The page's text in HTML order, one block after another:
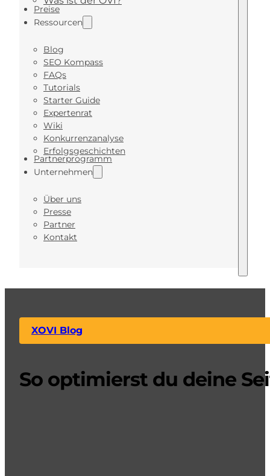
Preise
Ressourcen
Blog
SEO Kompass
FAQs
Tutorials
Starter Guide
Expertenrat
Wiki
Konkurrenzanalyse
Erfolgsgeschichten
Partnerprogramm
Unternehmen
Über uns
Presse
Partner
Kontakt
XOVI Blog
So optimierst du deine